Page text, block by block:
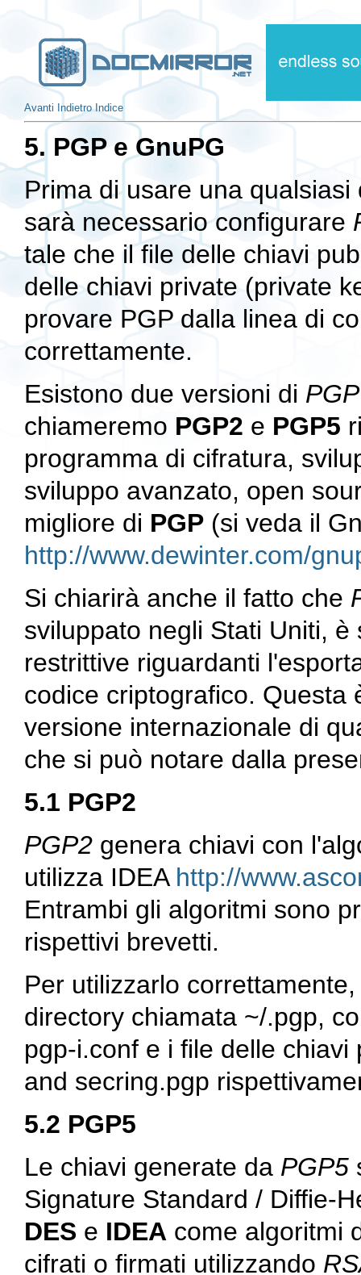
Avanti Indietro Indice
5. PGP e GnuPG
Prima di usare una
sarà necessario configurare
tale che il file delle chiavi
delle chiavi private (private
provare PGP dalla linea di
correttamente.
Esistono due versioni di PGP
chiameremo PGP2 e PGP5
programma di cifratura,
sviluppo avanzato, open
migliore di PGP (si veda il
http://www.dewinter.com/
Si chiarirà anche il fatto che
sviluppato negli Stati Uniti,
restrittive riguardanti
codice criptografico. Questa
versione internazionale di
che si può notare dalla
5.1 PGP2
PGP2 genera chiavi con
utilizza IDEA http://
Entrambi gli algoritmi sono
rispettivi brevetti.
Per utilizzarlo
directory chiamata ~/.pgp,
pgp-i.conf e i file delle
and secring.pgp
5.2 PGP5
Le chiavi generate da PGP5
Signature Standard / Diffie-
DES e IDEA come algoritmi
cifrati o firmati utilizzando